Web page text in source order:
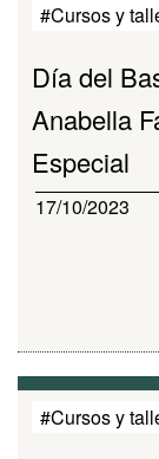
#Cursos y
Día del
Anabella
Especial
17/10/2023
#Cursos y